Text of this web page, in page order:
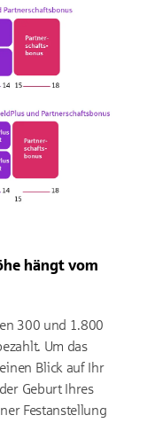
hängt vom
300 und 1.800
Um das
Blick auf Ihr
Geburt Ihres
Festanstellung